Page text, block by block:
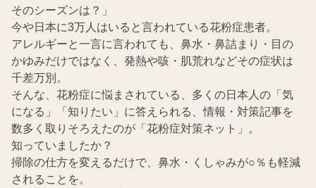
そのシーズンは？」
今や日本に3万人はいると言われている花粉症患者。
アレルギーと一言に言われても、鼻水・鼻詰まり・目の
かゆみだけではなく、発熱や咳・肌荒れなどその症状は
千差万別。
そんな、花粉症に悩まされている、多くの日本人の「気
になる」「知りたい」に答えられる、情報・対策記事を
数多く取りそろえたのが「花粉症対策ネット」。
知っていましたか？
掃除の仕方を変えるだけで、鼻水・くしゃみが○％も軽減
されることを。